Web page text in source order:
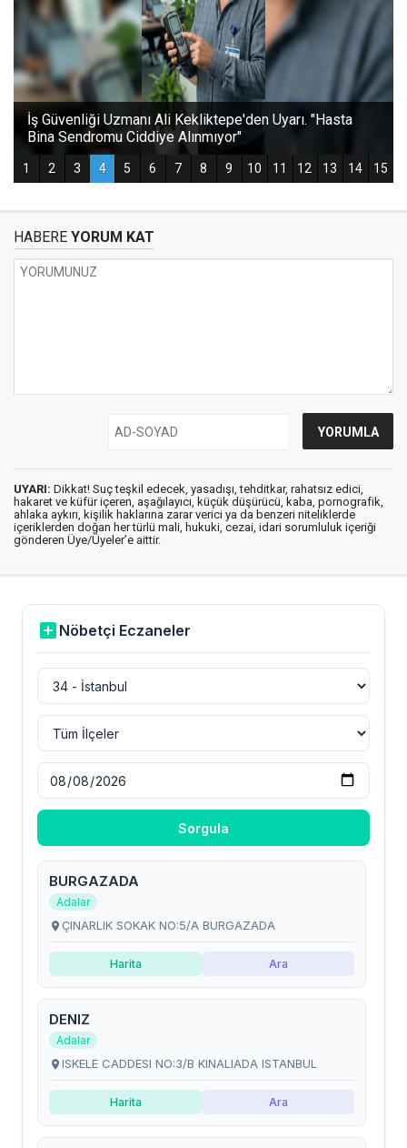
HABERE YORUM KAT
UYARI: Dikkat! Suç teşkil edecek, yasadışı, tehditkar, rahatsız edici,
hakaret ve küfür içeren, aşağılayıcı, küçük düşürücü, kaba, pornografik,
ahlaka aykırı, kişilik haklarına zarar verici ya da benzeri niteliklerde
içeriklerden doğan her türlü mali, hukuki, cezai, idari sorumluluk içeriği
gönderen Üye/Üyeler’e aittir.